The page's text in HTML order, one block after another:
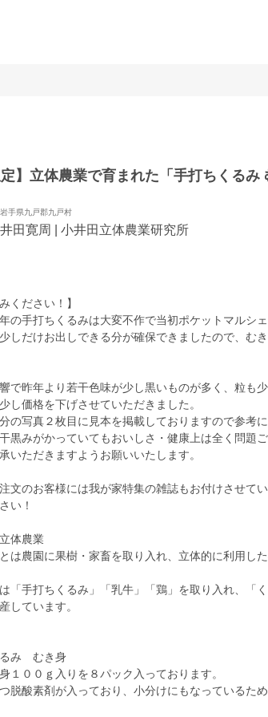
定】立体農業で育まれた「手打ちくる
岩手県九戸郡九戸村
田寛周 | 小井田立体農業研究所
ください！】
年の手打ちくるみは大変不作で当初ポケットマルシ
しだけお出しできる分が確保できましたので、む
響で昨年より若干色味が少し黒いものが多く、粒も
し価格を下げさせていただきました。
の写真２枚目に見本を掲載しておりますので参考
黒みがかっていてもおいしさ・健康上は全く問題ご
いただきますようお願いいたします。
注文のお客様には我が家特集の雑誌もお付けさせて
い！
体農業
は農園に果樹・家畜を取り入れ、立体的に利用し
「手打ちくるみ」「乳牛」「鶏」を取り入れ、「
しています。
み むき身
１００ｇ入りを８パック入っております。
脱酸素剤が入っており、小分けにもなっているた